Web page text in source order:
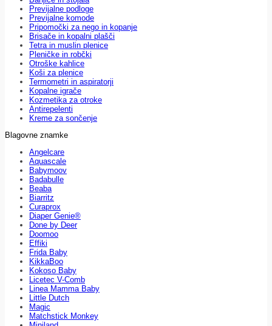
Previjalne podloge
Previjalne komode
Pripomočki za nego in kopanje
Brisače in kopalni plašči
Tetra in muslin plenice
Pleničke in robčki
Otroške kahlice
Koši za plenice
Termometri in aspiratorji
Kopalne igrače
Kozmetika za otroke
Antirepelenti
Kreme za sončenje
Blagovne znamke
Angelcare
Aquascale
Babymoov
Badabulle
Beaba
Biarritz
Curaprox
Diaper Genie®
Done by Deer
Doomoo
Effiki
Frida Baby
KikkaBoo
Kokoso Baby
Licetec V-Comb
Linea Mamma Baby
Little Dutch
Magic
Matchstick Monkey